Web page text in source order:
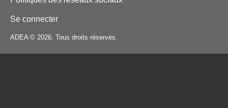
Se connecter
ADEA © 2026. Tous droits réservés.